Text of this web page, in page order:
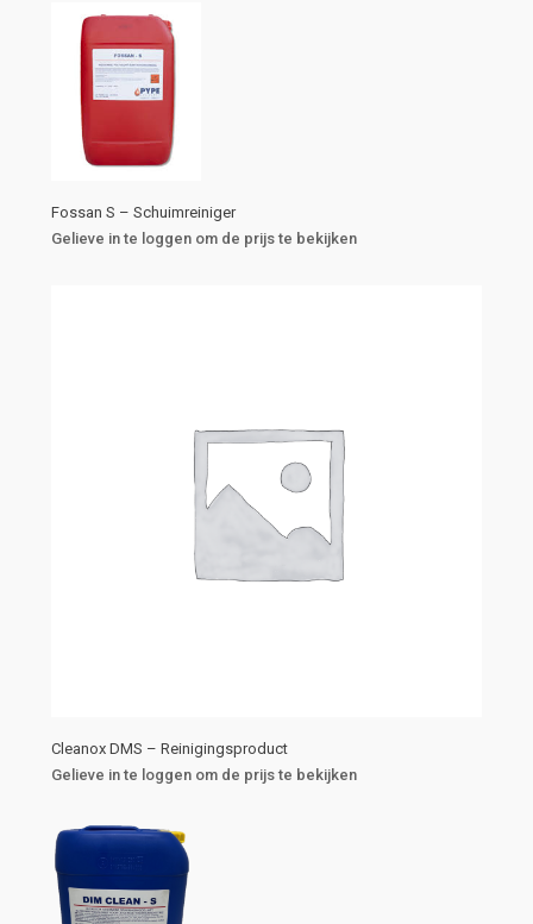
Fossan S – Schuimreiniger
Gelieve in te loggen om de prijs te bekijken
Cleanox DMS – Reinigingsproduct
Gelieve in te loggen om de prijs te bekijken